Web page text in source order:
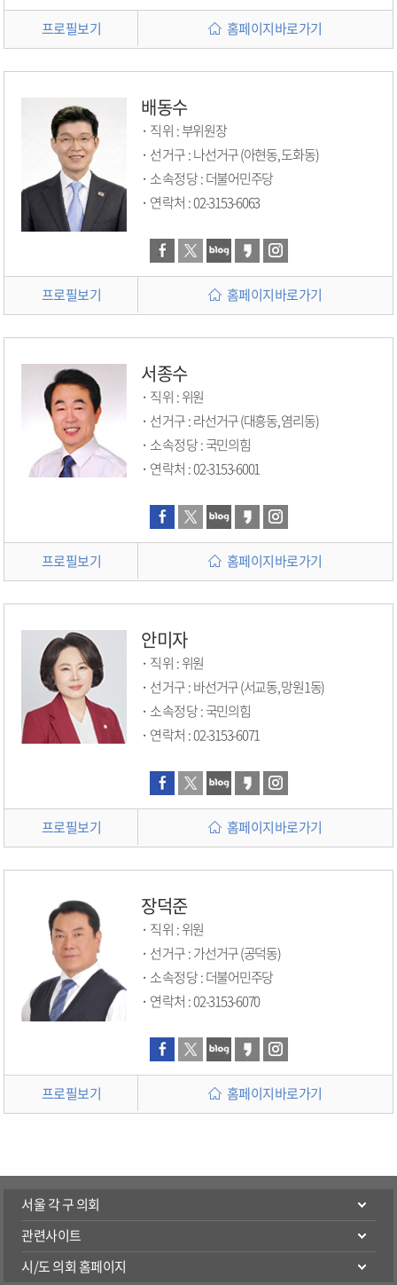
프로필보기 홈페이지바로가기
배동수
직위 :부위원장
선거구 :
나선거구 (아현동, 도화동)
소속정당 :더불어민주당
연락처 :02-3153-6063
프로필보기 홈페이지바로가기
서종수
직위 :위원
선거구 :
라선거구 (대흥동, 염리동)
소속정당 :국민의힘
연락처 :02-3153-6001
프로필보기 홈페이지바로가기
안미자
직위 :위원
선거구 :
바선거구 (서교동, 망원1동)
소속정당 :국민의힘
연락처 :02-3153-6071
프로필보기 홈페이지바로가기
장덕준
직위 :위원
선거구 :
가선거구 (공덕동)
소속정당 :더불어민주당
연락처 :02-3153-6070
프로필보기 홈페이지바로가기
서울 각 구 의회
관련사이트
시/도 의회 홈페이지